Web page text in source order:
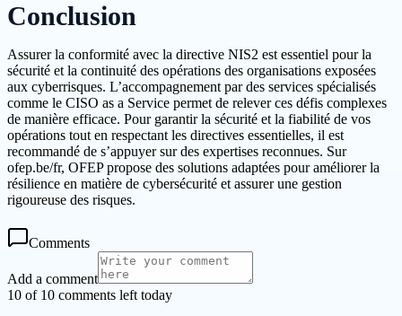
Conclusion
Assurer la conformité avec la directive NIS2 est essentiel pour la
sécurité et la continuité des opérations des organisations exposées
aux cyberrisques. L’accompagnement par des services spécialisés
comme le CISO as a Service permet de relever ces défis complexes
de manière efficace. Pour garantir la sécurité et la fiabilité de vos
opérations tout en respectant les directives essentielles, il est
recommandé de s’appuyer sur des expertises reconnues. Sur
ofep.be/fr, OFEP propose des solutions adaptées pour améliorer la
résilience en matière de cybersécurité et assurer une gestion
rigoureuse des risques.
Comments
Add a comment
10 of 10 comments left today